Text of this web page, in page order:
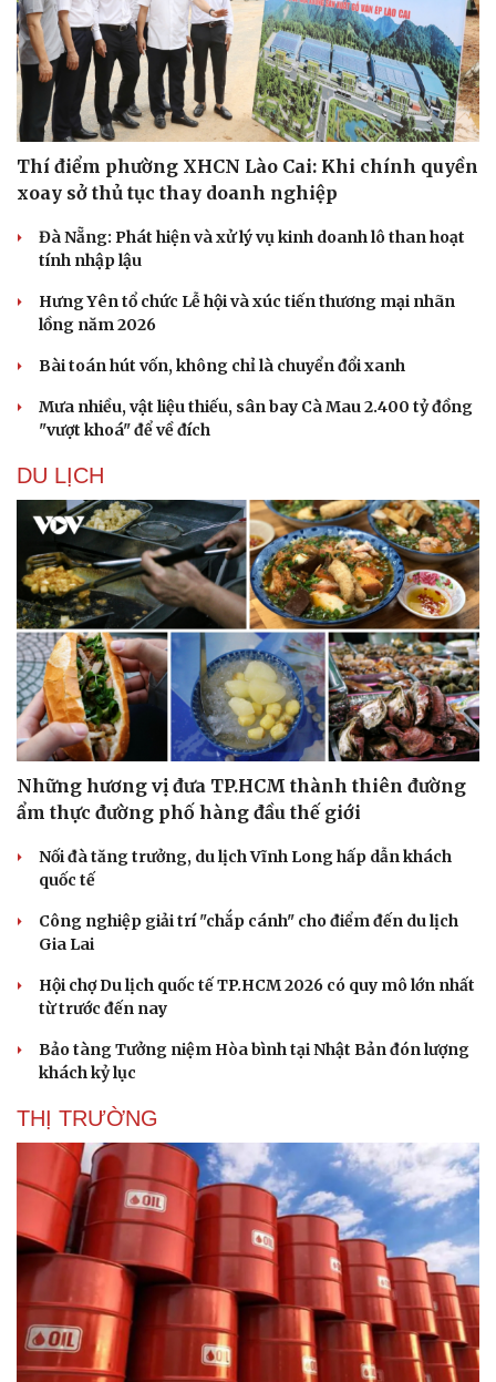
Nam khoa
Làm đẹp - giảm cân
Phòng mạch online
Ăn sạch sống khỏe
Thí điểm phường XHCN Lào Cai: Khi chính quyền
xoay sở thủ tục thay doanh nghiệp
Đà Nẵng: Phát hiện và xử lý vụ kinh doanh lô than hoạt
tính nhập lậu
Hưng Yên tổ chức Lễ hội và xúc tiến thương mại nhãn
lồng năm 2026
Bài toán hút vốn, không chỉ là chuyển đổi xanh
Mưa nhiều, vật liệu thiếu, sân bay Cà Mau 2.400 tỷ đồng
"vượt khoá" để về đích
DU LỊCH
Những hương vị đưa TP.HCM thành thiên đường
ẩm thực đường phố hàng đầu thế giới
Nối đà tăng trưởng, du lịch Vĩnh Long hấp dẫn khách
quốc tế
Công nghiệp giải trí "chắp cánh" cho điểm đến du lịch
Gia Lai
Hội chợ Du lịch quốc tế TP.HCM 2026 có quy mô lớn nhất
từ trước đến nay
Bảo tàng Tưởng niệm Hòa bình tại Nhật Bản đón lượng
khách kỷ lục
THỊ TRƯỜNG